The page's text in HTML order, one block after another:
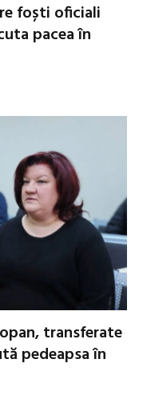
foști oficiali
pacea în
transferate
pedeapsa în